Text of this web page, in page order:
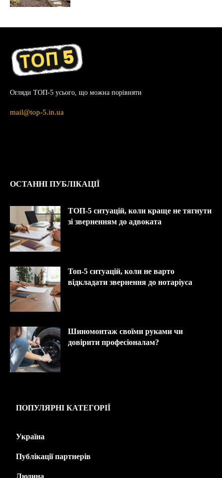
Огляди ТОП-5 усього, що можна порівняти
mail@top-5.in.ua
ОСТАННІ ПУБЛІКАЦІЇ
ТОП-5 ситуацій, коли краще не тягнути
зі зверненням до адвоката
Топ-5 ситуацій, коли не варто
відкладати звернення до нотаріуса
Шиномонтаж своїми руками чи
довірити професіоналам?
ПОПУЛЯРНІ КАТЕГОРІЇ
Україна
Публікації партнерів